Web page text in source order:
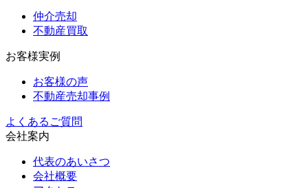
仲介売却
不動産買取
お客様実例
お客様の声
不動産売却事例
よくあるご質問
会社案内
代表のあいさつ
会社概要